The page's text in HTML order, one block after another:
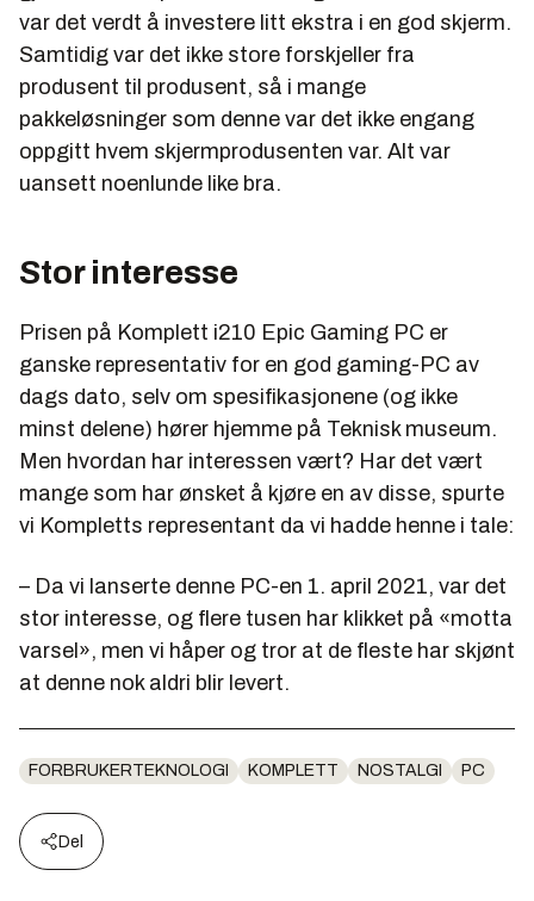
var det verdt å investere litt ekstra i en god skjerm.
Samtidig var det ikke store forskjeller fra
produsent til produsent, så i mange
pakkeløsninger som denne var det ikke engang
oppgitt hvem skjermprodusenten var. Alt var
uansett noenlunde like bra.
Stor interesse
Prisen på Komplett i210 Epic Gaming PC er
ganske representativ for en god gaming-PC av
dags dato, selv om spesifikasjonene (og ikke
minst delene) hører hjemme på Teknisk museum.
Men hvordan har interessen vært? Har det vært
mange som har ønsket å kjøre en av disse, spurte
vi Kompletts representant da vi hadde henne i tale:
– Da vi lanserte denne PC-en 1. april 2021, var det
stor interesse, og flere tusen har klikket på «motta
varsel», men vi håper og tror at de fleste har skjønt
at denne nok aldri blir levert.
FORBRUKERTEKNOLOGI KOMPLETT NOSTALGI PC
Del